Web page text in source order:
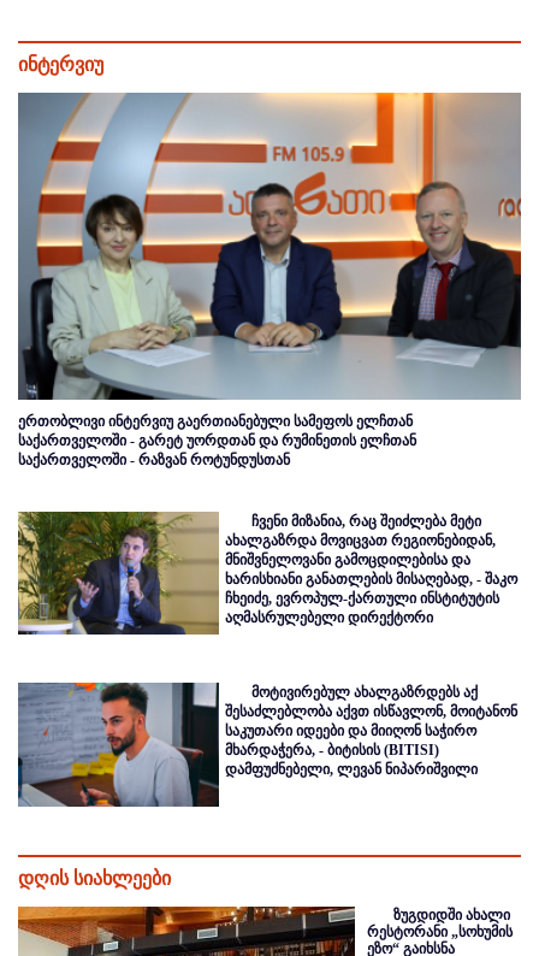
ინტერვიუ
ერთობლივი ინტერვიუ გაერთიანებული სამეფოს ელჩთან
საქართველოში - გარეტ უორდთან და რუმინეთის ელჩთან
საქართველოში - რაზვან როტუნდუსთან
ჩვენი მიზანია, რაც შეიძლება მეტი
ახალგაზრდა მოვიცვათ რეგიონებიდან,
მნიშვნელოვანი გამოცდილებისა და
ხარისხიანი განათლების მისაღებად, - შაკო
ჩხეიძე, ევროპულ-ქართული ინსტიტუტის
აღმასრულებელი დირექტორი
მოტივირებულ ახალგაზრდებს აქ
შესაძლებლობა აქვთ ისწავლონ, მოიტანონ
საკუთარი იდეები და მიიღონ საჭირო
მხარდაჭერა, - ბიტისის (BITISI)
დამფუძნებელი, ლევან ნიპარიშვილი
დღის სიახლეები
ზუგდიდში ახალი
რესტორანი „სოხუმის
ეზო“ გაიხსნა